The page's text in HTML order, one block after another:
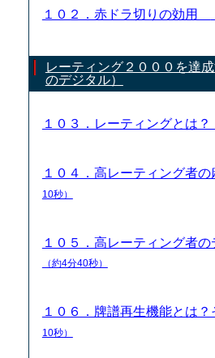
１０２．赤ドラ切りの効用
レーティング２０００を達
のデジタル）
１０３．レーティングとは
１０４．高レーティング者
10秒）
１０５．高レーティング者
（約4分40秒）
１０６．牌譜再生機能とは
10秒）